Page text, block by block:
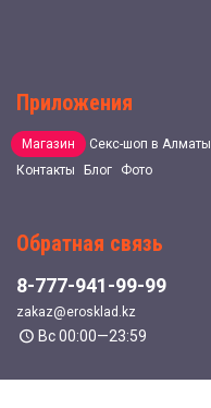
Приложения
Магазин
Секс-шоп в Алматы
Контакты
Блог Фото
Обратная связь
8-777-941-99-99
zakaz@erosklad.kz
Вс 00:00—23:59